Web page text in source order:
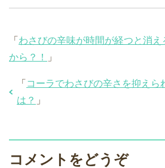
「 わさびの辛味が時間が経つと消
から？！
」
「 コーラでわさびの辛さを抑えら
は？ 」
コメントをどうぞ